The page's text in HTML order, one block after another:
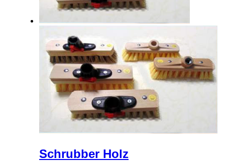
Schrubber Holz